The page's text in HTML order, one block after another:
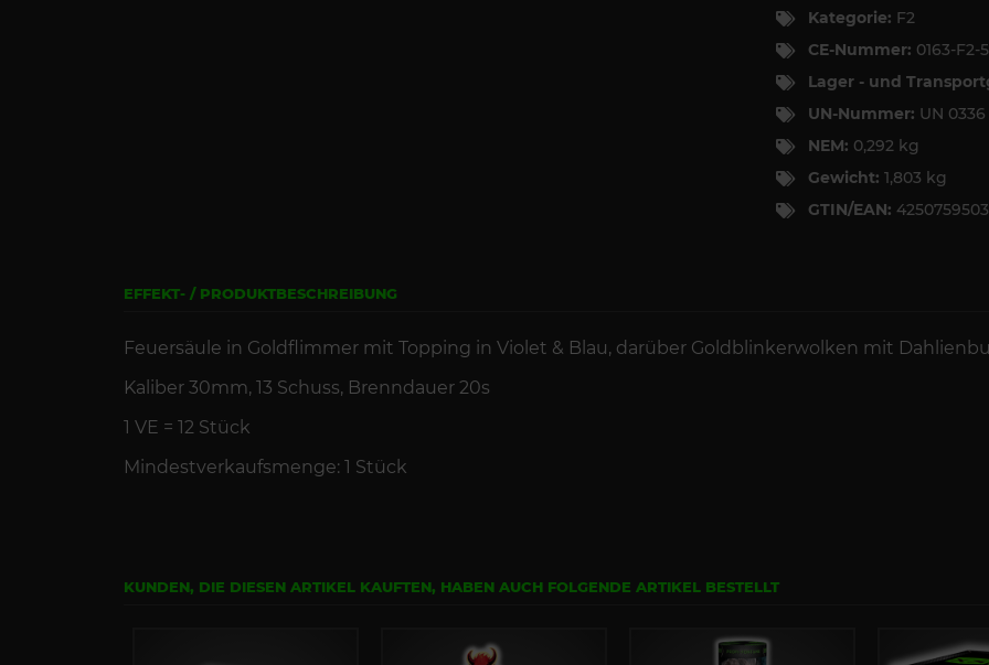
Kategorie: F2
CE-Nummer: 0163-F2-
Lager - und
UN-Nummer: UN 0336
NEM: 0,292 kg
Gewicht: 1,803 kg
GTIN/EAN:
EFFEKT- / PRODUKTBESCHREIBUNG
Feuersäule in Goldflimmer mit Topping in Violet & Blau, darüber Goldblinkerwolken mit
Kaliber 30mm, 13 Schuss, Brenndauer 20s
1 VE = 12 Stück
Mindestverkaufsmenge: 1 Stück
KUNDEN, DIE DIESEN ARTIKEL KAUFTEN, HABEN AUCH FOLGENDE ARTIKEL BESTELLT